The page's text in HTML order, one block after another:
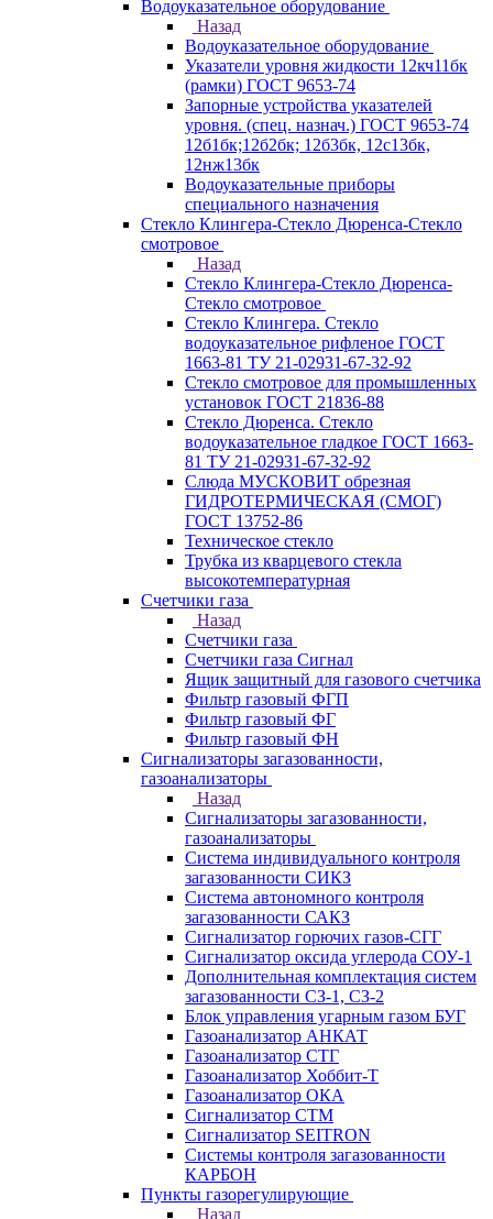
Водоуказательное оборудование
Назад
Водоуказательное оборудование
Указатели уровня жидкости 12кч11бк
(рамки) ГОСТ 9653-74
Запорные устройства указателей
уровня. (спец. назнач.) ГОСТ 9653-74
12б1бк;12б2бк; 12б3бк, 12с13бк,
12нж13бк
Водоуказательные приборы
специального назначения
Стекло Клингера-Стекло Дюренса-Стекло
смотровое
Назад
Стекло Клингера-Стекло Дюренса-
Стекло смотровое
Стекло Клингера. Стекло
водоуказательное рифленое ГОСТ
1663-81 ТУ 21-02931-67-32-92
Стекло смотровое для промышленных
установок ГОСТ 21836-88
Стекло Дюренса. Стекло
водоуказательное гладкое ГОСТ 1663-
81 ТУ 21-02931-67-32-92
Слюда МУСКОВИТ обрезная
ГИДРОТЕРМИЧЕСКАЯ (СМОГ)
ГОСТ 13752-86
Техническое стекло
Трубка из кварцевого стекла
высокотемпературная
Счетчики газа
Назад
Счетчики газа
Счетчики газа Сигнал
Ящик защитный для газового счетчика
Фильтр газовый ФГП
Фильтр газовый ФГ
Фильтр газовый ФН
Сигнализаторы загазованности,
газоанализаторы
Назад
Сигнализаторы загазованности,
газоанализаторы
Система индивидуального контроля
загазованности СИКЗ
Система автономного контроля
загазованности САКЗ
Сигнализатор горючих газов-СГГ
Сигнализатор оксида углерода СОУ-1
Дополнительная комплектация систем
загазованности СЗ-1, СЗ-2
Блок управления угарным газом БУГ
Газоанализатор АНКАТ
Газоанализатор СТГ
Газоанализатор Хоббит-Т
Газоанализатор ОКА
Сигнализатор СТМ
Сигнализатор SEITRON
Системы контроля загазованности
КАРБОН
Пункты газорегулирующие
Назад